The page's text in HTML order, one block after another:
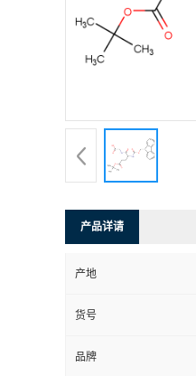
产品详请
产地
货号
品牌